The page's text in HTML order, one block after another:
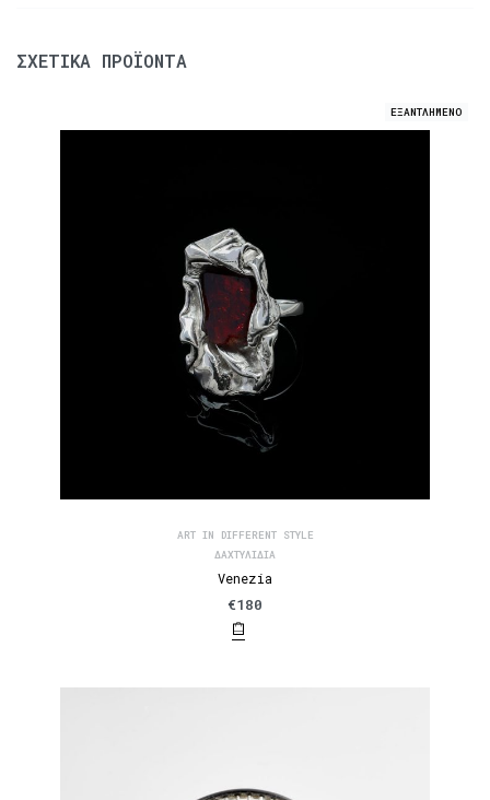
ΣΧΕΤΙΚΆ ΠΡΟΪΌΝΤΑ
ΕΞΑΝΤΛΗΜΕΝΟ
ART IN DIFFERENT STYLE
ΔΑΧΤΥΛΊΔΙΑ
Venezia
€180